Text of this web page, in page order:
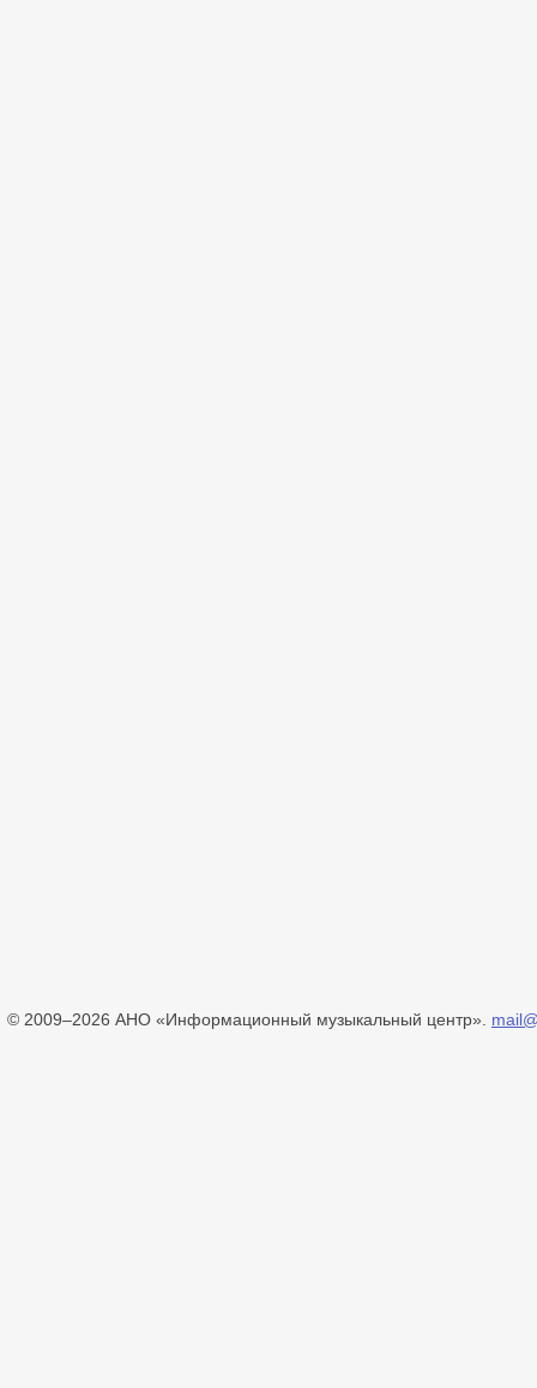
© 2009–2026 АНО «Информационный музыкальный центр».